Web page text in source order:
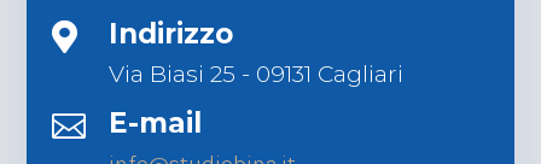
 Indirizzo
Via Biasi 25 - 09131 Cagliari
 E-mail